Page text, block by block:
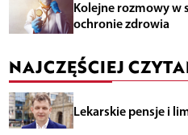
Kolejne rozmowy w
ochronie zdrowia
NAJCZĘŚCIEJ
Lekarskie pensje i